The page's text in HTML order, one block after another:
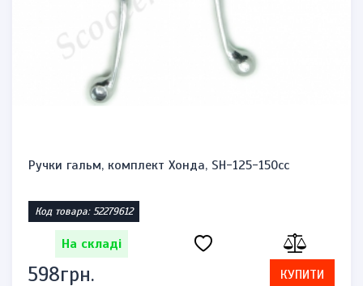
Ручки гальм, комплект Хонда, SH-125-150cc
Код товара: 52279612
На складі
598грн. КУПИТИ